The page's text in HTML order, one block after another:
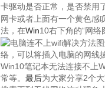
卡驱动是否正常，是否禁用
网卡或者上面有一个黄色感
法，在Win10右下角的“网络
络，可以将插入电脑的网线
Win10笔记本无法连接不上
常等。 最后为大家分享2个